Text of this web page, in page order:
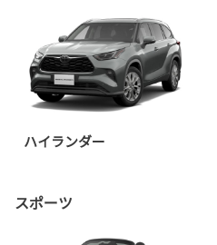
ハイランダー
スポーツ